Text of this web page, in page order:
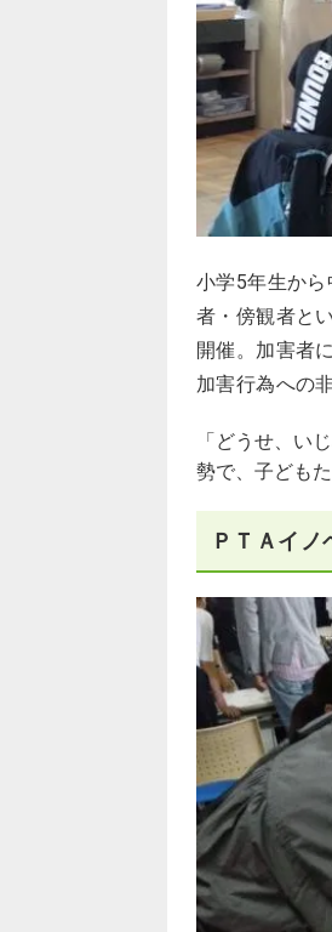
小学5年生か
者・傍観者と
開催。加害者
加害行為への
「どうせ、い
勢で、子ども
ＰＴＡイノ